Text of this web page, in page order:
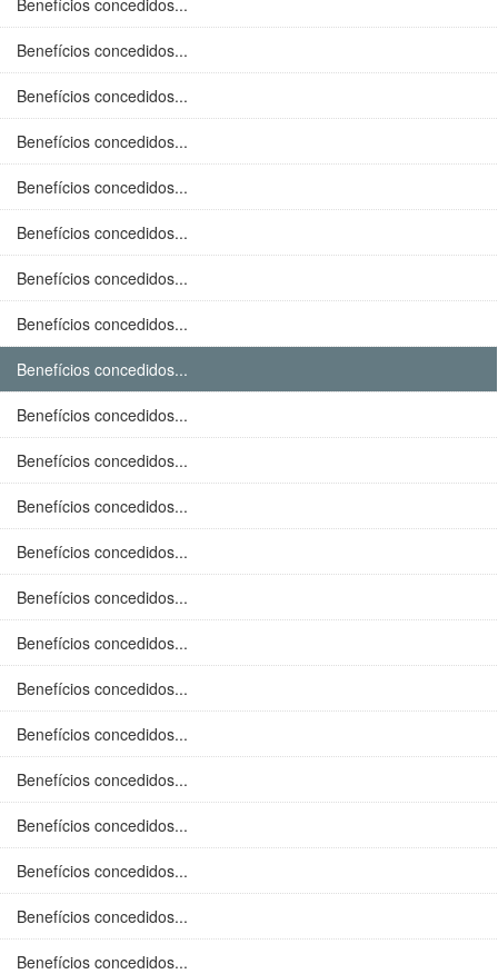
Benefícios concedidos...
Benefícios concedidos...
Benefícios concedidos...
Benefícios concedidos...
Benefícios concedidos...
Benefícios concedidos...
Benefícios concedidos...
Benefícios concedidos...
Benefícios concedidos...
Benefícios concedidos...
Benefícios concedidos...
Benefícios concedidos...
Benefícios concedidos...
Benefícios concedidos...
Benefícios concedidos...
Benefícios concedidos...
Benefícios concedidos...
Benefícios concedidos...
Benefícios concedidos...
Benefícios concedidos...
Benefícios concedidos...
Benefícios concedidos...